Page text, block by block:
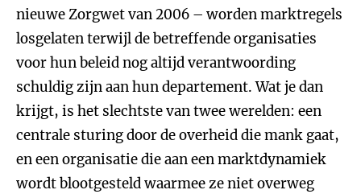
nieuwe Zorgwet van 2006 – worden marktregels
losgelaten terwijl de betreffende organisaties
voor hun beleid nog altijd verantwoording
schuldig zijn aan hun departement. Wat je dan
krijgt, is het slechtste van twee werelden: een
centrale sturing door de overheid die mank gaat,
en een organisatie die aan een marktdynamiek
wordt blootgesteld waarmee ze niet overweg